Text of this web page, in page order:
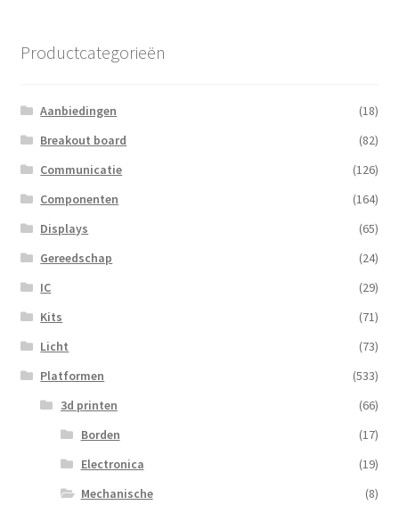
Productcategorieën
Aanbiedingen
(18)
Breakout board
(82)
Communicatie
(126)
Componenten
(164)
Displays
(65)
Gereedschap
(24)
IC
(29)
Kits
(71)
Licht
(73)
Platformen
(533)
3d printen
(66)
Borden
(17)
Electronica
(19)
Mechanische
(8)